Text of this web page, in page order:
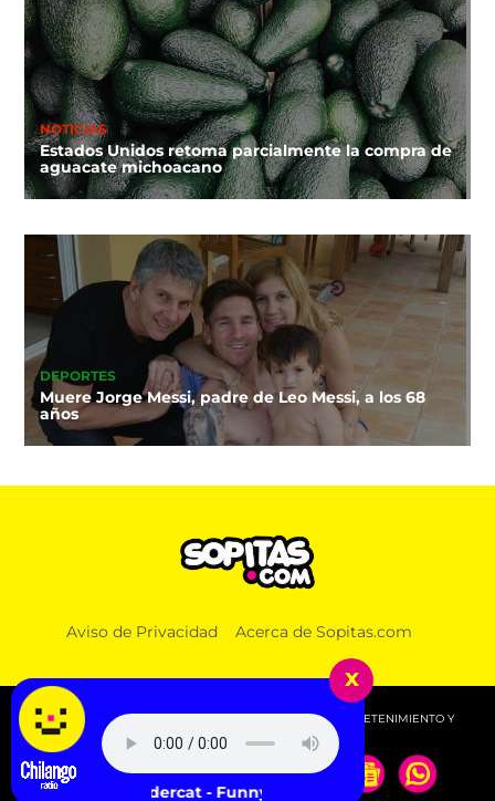
NOTICIAS
Estados Unidos retoma parcialmente la compra de
aguacate michoacano
DEPORTES
Muere Jorge Messi, padre de Leo Messi, a los 68
años
Aviso de Privacidad Acerca de Sopitas.com
© 2026 SOPITAS.COM - MÚSICA, NOTICIAS, DEPORTES, ENTRETENIMIENTO Y
MÁS!.
x
Thundercat - Funny Thing